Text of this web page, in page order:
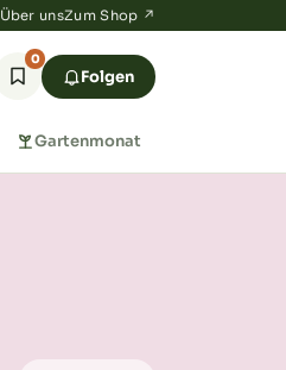
Über unsZum Shop ↗
0
Folgen
Gartenmonat